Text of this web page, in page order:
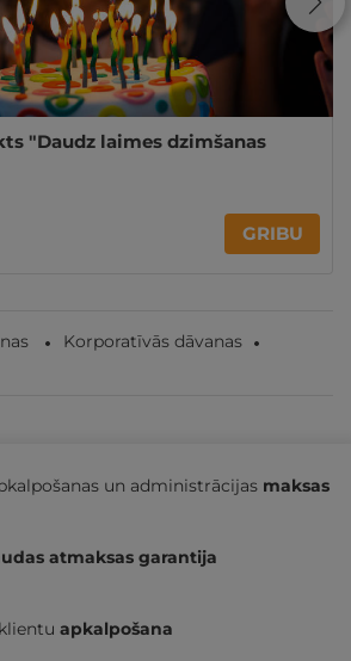
"Daudz laimes dzimšanas
GRIBU
Korporatīvās dāvanas
un administrācijas maksas
atmaksas garantija
apkalpošana